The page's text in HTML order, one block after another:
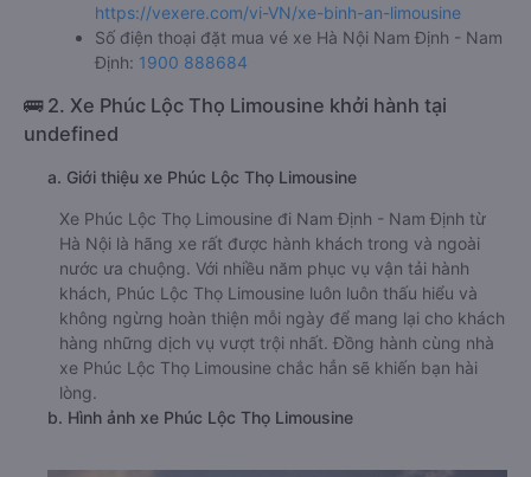
https://vexere.com/vi-VN/xe-binh-an-limousine
Số điện thoại đặt mua vé xe Hà Nội Nam Định - Nam
Định: 1900 888684
🚌 2. Xe Phúc Lộc Thọ Limousine khởi hành tại
undefined
a. Giới thiệu xe Phúc Lộc Thọ Limousine
Xe Phúc Lộc Thọ Limousine đi Nam Định - Nam Định từ
Hà Nội là hãng xe rất được hành khách trong và ngoài
nước ưa chuộng. Với nhiều năm phục vụ vận tải hành
khách, Phúc Lộc Thọ Limousine luôn luôn thấu hiểu và
không ngừng hoàn thiện mỗi ngày để mang lại cho khách
hàng những dịch vụ vượt trội nhất. Đồng hành cùng nhà
xe Phúc Lộc Thọ Limousine chắc hẳn sẽ khiến bạn hài
lòng.
b. Hình ảnh xe Phúc Lộc Thọ Limousine